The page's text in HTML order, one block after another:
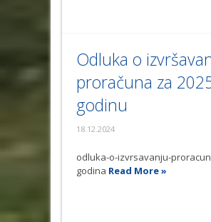
Odluka o
proračuna za
godinu
18.12.2024
odluka-o-izvrsavanju-
godina Read More »